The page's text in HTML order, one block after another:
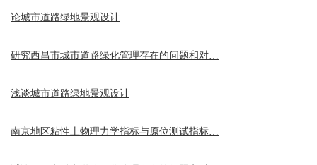
论城市道路绿地景观设计
研究西昌市城市道路绿化管理存在的问题和对…
浅谈城市道路绿地景观设计
南京地区粘性土物理力学指标与原位测试指标…